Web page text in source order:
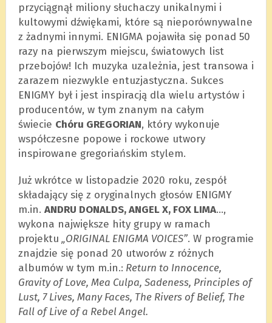
przyciągnął miliony słuchaczy unikalnymi i
kultowymi dźwiękami, które są nieporównywalne
z żadnymi innymi. ENIGMA pojawiła się ponad 50
razy na pierwszym miejscu, światowych list
przebojów! Ich muzyka uzależnia, jest transowa i
zarazem niezwykle entuzjastyczna. Sukces
ENIGMY był i jest inspiracją dla wielu artystów i
producentów, w tym znanym na całym
świecie Chóru GREGORIAN, który wykonuje
współczesne popowe i rockowe utwory
inspirowane gregoriańskim stylem.
Już wkrótce w listopadzie 2020 roku, zespół
składający się z oryginalnych głosów ENIGMY
m.in. ANDRU DONALDS, ANGEL X, FOX LIMA…,
wykona największe hity grupy w ramach
projektu „ORIGINAL ENIGMA VOICES”. W programie
znajdzie się ponad 20 utworów z różnych
albumów w tym m.in.: Return to Innocence,
Gravity of Love, Mea Culpa, Sadeness, Principles of
Lust, 7 Lives, Many Faces, The Rivers of Belief, The
Fall of Live of a Rebel Angel.